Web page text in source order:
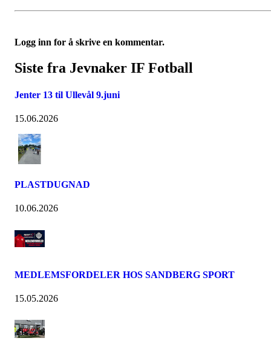
Logg inn for å skrive en kommentar.
Siste fra Jevnaker IF Fotball
Jenter 13 til Ullevål 9.juni
15.06.2026
PLASTDUGNAD
10.06.2026
MEDLEMSFORDELER HOS SANDBERG SPORT
15.05.2026